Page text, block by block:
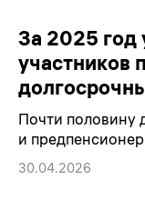
За 2025 год
участников
Почти половину
и
30.04.2026